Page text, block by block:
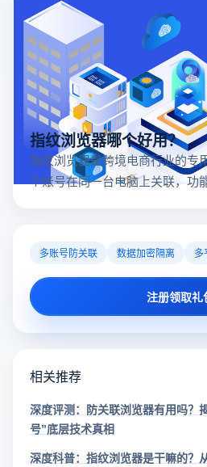
指纹浏览器哪个好用？
指纹浏览器是跨境电商行业的专
个账号在同一台电脑上关联，功
多账号防关联 数据加密隔离 多
注册领取礼
相关推荐
深度评测：防关联浏览器有用吗？
号”底层技术真相
深度科普：指纹浏览器是干嘛的？